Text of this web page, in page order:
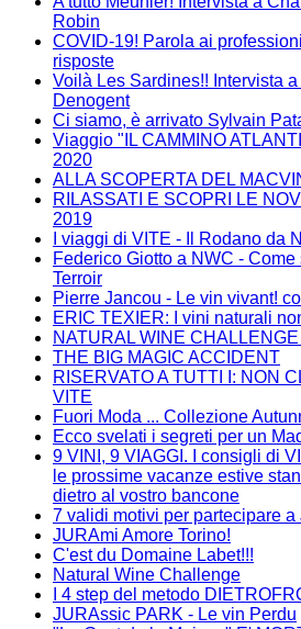
Robin
COVID-19! Parola ai
risposte
Voilà Les Sardines!! Intervista
Denogent
Ci siamo, è arrivato Sylvain
Viaggio "IL CAMMINO
2020
ALLA SCOPERTA DEL
RILASSATI E SCOPRI LE
2019
I viaggi di VITE - Il Rodano da
Federico Giotto a NWC - Come
Terroir
Pierre Jancou - Le vin vivant!
ERIC TEXIER: I vini naturali
NATURAL WINE CHALLENGE
THE BIG MAGIC ACCIDENT
RISERVATO A TUTTI I: NON
VITE
Fuori Moda ... Collezione
Ecco svelati i segreti per un
9 VINI, 9 VIAGGI. I consigli di
le prossime vacanze estive
dietro al vostro bancone
7 validi motivi per partecipare
JURAmi Amore Torino!
C'est du Domaine Labet!!!
Natural Wine Challenge
I 4 step del metodo
JURAssic PARK - Le vin Perdu